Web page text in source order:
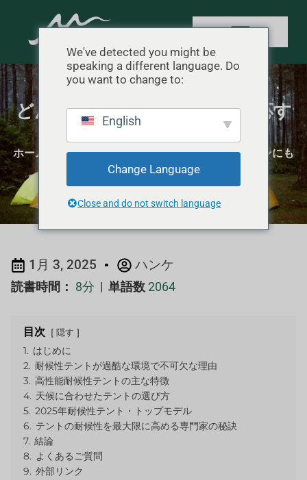
どんなコンディションにも対応す
る耐候性テントの選び方
ホーム キャンプのハウツー"どんなコンディションにも
対応する耐候性テントの選び方
1月 3, 2025 ハンケ
読書時間： 8分 | 単語数 2064
目次 隠す
1. はじめに
2. 耐候性テントが過酷な環境で不可欠な理由
3. 高性能耐候性テントの主な特徴
4. 天候に合わせたテントの選び方
5. 2025年耐候性テント・トップモデル
6. テントの耐候性を最大限に高める専門家の秘訣
7. 結論
8. よくあるご質問
9. 外部リンク
We've detected you might be
speaking a different language. Do
you want to change to:
English
Change Language
Close and do not switch language